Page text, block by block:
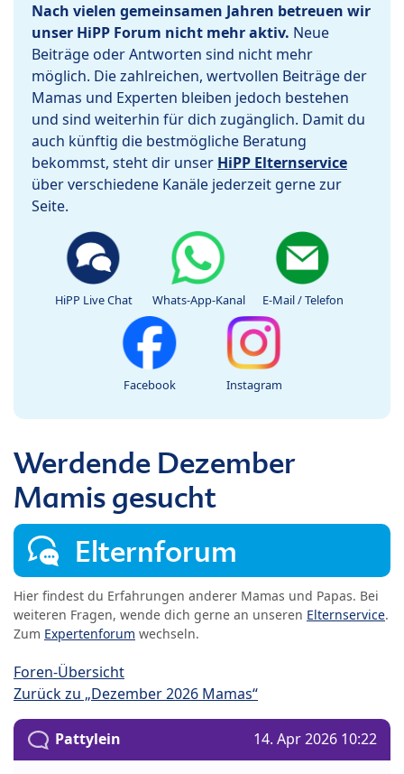
Nach vielen gemeinsamen Jahren betreuen wir
unser HiPP Forum nicht mehr aktiv. Neue
Beiträge oder Antworten sind nicht mehr
möglich. Die zahlreichen, wertvollen Beiträge der
Mamas und Experten bleiben jedoch bestehen
und sind weiterhin für dich zugänglich. Damit du
auch künftig die bestmögliche Beratung
bekommst, steht dir unser HiPP Elternservice
über verschiedene Kanäle jederzeit gerne zur
Seite.
HiPP Live Chat Whats-App-Kanal E-Mail / Telefon
Facebook Instagram
Werdende Dezember
Mamis gesucht
Elternforum
Hier findest du Erfahrungen anderer Mamas und Papas. Bei
weiteren Fragen, wende dich gerne an unseren Elternservice.
Zum Expertenforum wechseln.
Foren-Übersicht
Zurück zu „Dezember 2026 Mamas“
Pattylein 14. Apr 2026 10:22